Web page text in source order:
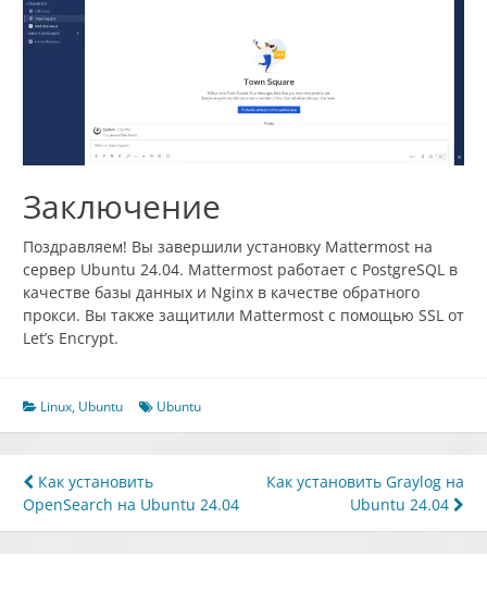
Заключение
Поздравляем! Вы завершили установку Mattermost на
сервер Ubuntu 24.04. Mattermost работает с PostgreSQL в
качестве базы данных и Nginx в качестве обратного
прокси. Вы также защитили Mattermost с помощью SSL от
Let’s Encrypt.
Linux, Ubuntu Ubuntu
Навигация
по
Как установить
OpenSearch на Ubuntu 24.04
Как установить Graylog на
Ubuntu 24.04